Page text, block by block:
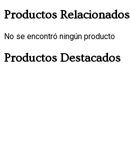
Productos Relacionados
No se encontró ningún producto
Productos Destacados